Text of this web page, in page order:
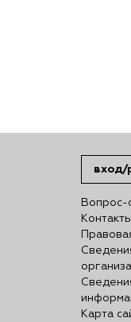
вход/
Вопрос-
Контакты
Карта